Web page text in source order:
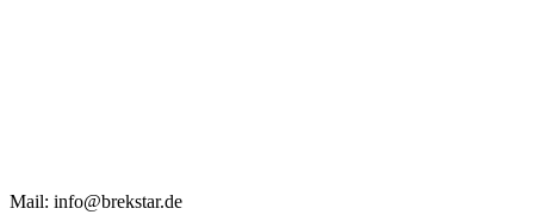
Mail: info@brekstar.de